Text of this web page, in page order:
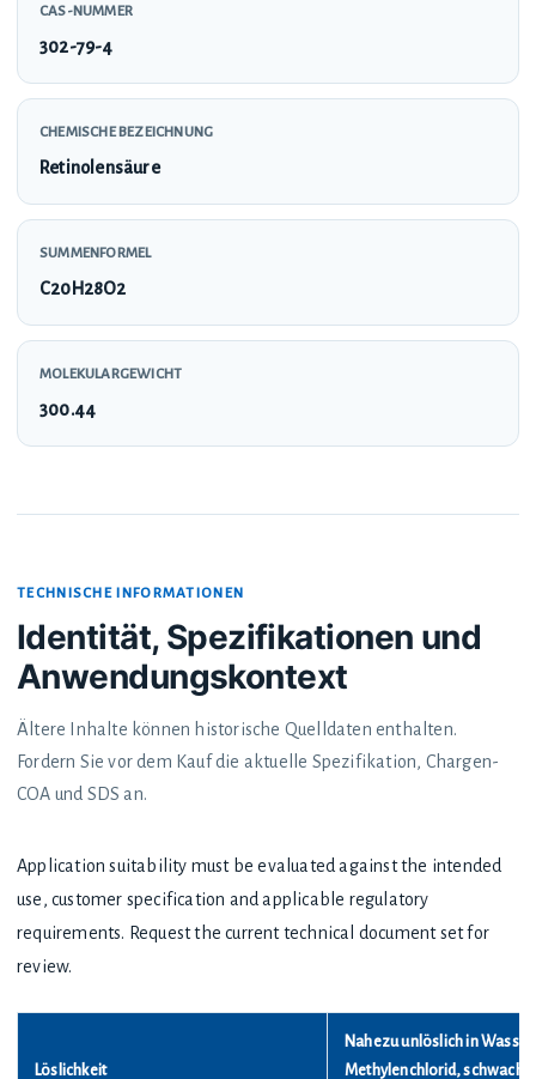
CAS-NUMMER
302-79-4
CHEMISCHE BEZEICHNUNG
Retinolensäure
SUMMENFORMEL
C20H28O2
MOLEKULARGEWICHT
300.44
TECHNISCHE INFORMATIONEN
Identität, Spezifikationen und
Anwendungskontext
Ältere Inhalte können historische Quelldaten enthalten.
Fordern Sie vor dem Kauf die aktuelle Spezifikation, Chargen-
COA und SDS an.
Application suitability must be evaluated against the intended
use, customer specification and applicable regulatory
requirements. Request the current technical document set for
review.
Löslichkeit
Nahezu unlöslich in
Methylenchlorid, schwach